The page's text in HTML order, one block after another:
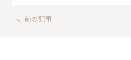
前の記事